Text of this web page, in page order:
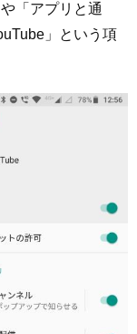
「アプリと通
」という項